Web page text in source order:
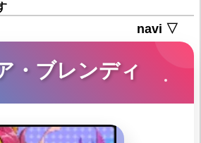
navi ▽
・ブレンディ